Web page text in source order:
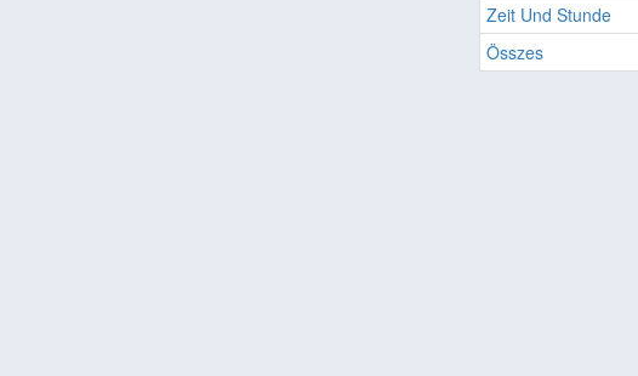
Zeit Und Stunde
Összes